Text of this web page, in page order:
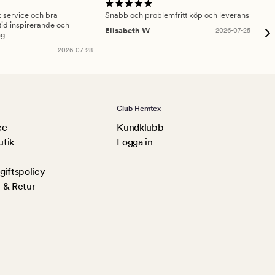
service och bra
inspirerande och
2026-07-28
Snabb och problemfritt köp och leverans
Elisabeth W
2026-07-25
Retur
Club Hemtex
Kundklubb
Logga in